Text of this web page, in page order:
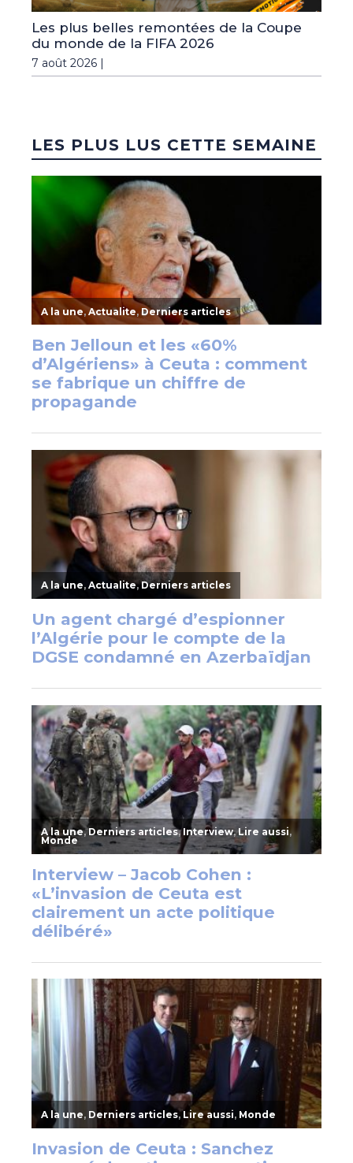
Les plus belles remontées de la Coupe
du monde de la FIFA 2026
7 août 2026 |
LES PLUS LUS CETTE SEMAINE